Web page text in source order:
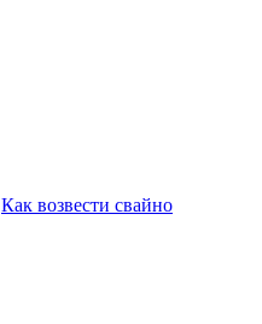
Как возвести свайно